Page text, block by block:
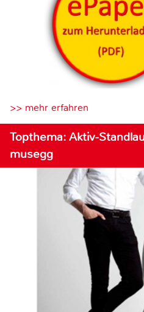
>> mehr erfahren
Topthema: Aktiv-
musegg